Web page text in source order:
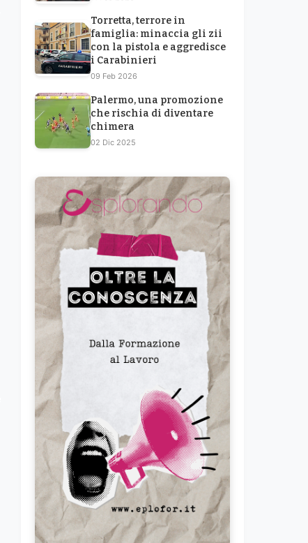
Torretta, terrore in
famiglia: minaccia gli zii
con la pistola e aggredisce
i Carabinieri
09 Feb 2026
Palermo, una promozione
che rischia di diventare
chimera
02 Dic 2025